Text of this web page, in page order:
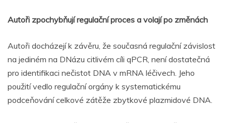
Autoři zpochybňují regulační proces a volají po změnách
Autoři docházejí k závěru, že současná regulační závislost
na jediném na DNázu citlivém cíli qPCR, není dostatečná
pro identifikaci nečistot DNA v mRNA léčivech. Jeho
použití vedlo regulační orgány k systematickému
podceňování celkové zátěže zbytkové plazmidové DNA.